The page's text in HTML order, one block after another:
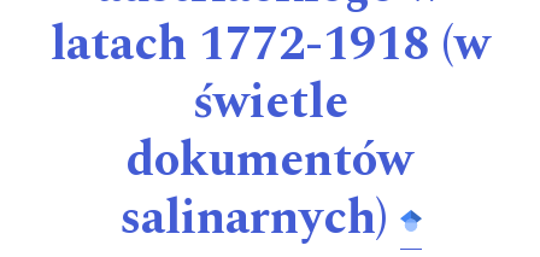
latach 1772-1918 (w
świetle
dokumentów
salinarnych)